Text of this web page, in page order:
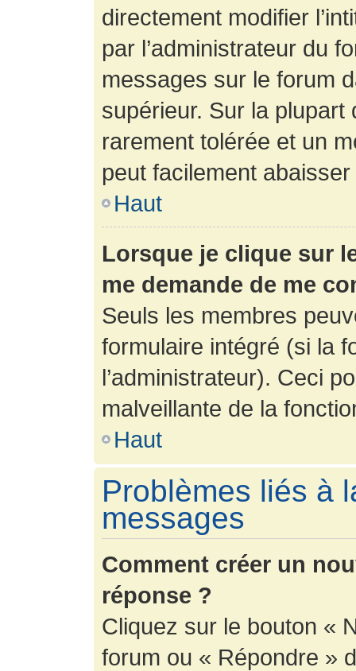
directement modifier
par l’administrateur du
messages sur le forum
supérieur. Sur la
rarement tolérée et un
peut facilement
Haut
Lorsque je clique sur
me demande de me
Seuls les membres
formulaire intégré (si la
l’administrateur). Ceci
malveillante de la
Haut
Problèmes liés à
messages
Comment créer un
réponse ?
Cliquez sur le bouton «
forum ou « Répondre »